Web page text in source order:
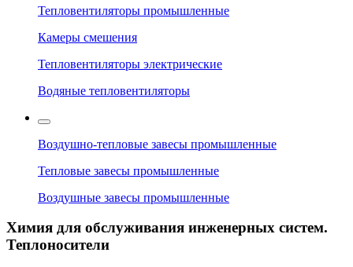
Тепловентиляторы промышленные
Камеры смешения
Тепловентиляторы электрические
Водяные тепловентиляторы
Воздушно-тепловые завесы промышленные
Тепловые завесы промышленные
Воздушные завесы промышленные
Химия для обслуживания инженерных систем.
Теплоносители